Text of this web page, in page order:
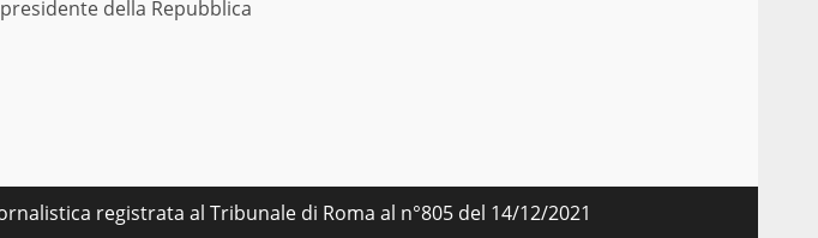
della Repubblica
registrata al Tribunale di Roma al n°805 del 14/12/2021